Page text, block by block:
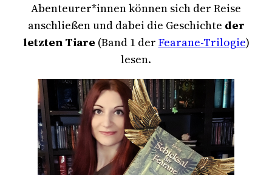
Abenteurer*innen können sich der Reise
anschließen und dabei die Geschichte der
letzten Tiare (Band 1 der Fearane-Trilogie)
lesen.